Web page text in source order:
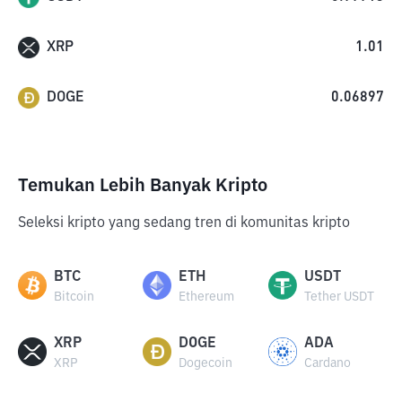
XRP 1.01
DOGE 0.06897
Temukan Lebih Banyak Kripto
Seleksi kripto yang sedang tren di komunitas kripto
BTC
Bitcoin
ETH
Ethereum
USDT
Tether USDT
XRP
XRP
DOGE
Dogecoin
ADA
Cardano